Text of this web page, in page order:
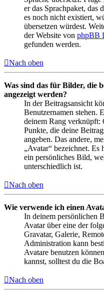
er das Sprachpaket, das
es noch nicht existiert,
übersetzen würdest.
der Website von phpBB
gefunden werden.
Nach oben
Was sind das für Bilder, die
angezeigt werden?
In der Beitragsansicht
Benutzernamen stehen.
deinem Rang verknüpft:
Punkte, die deine
angeben. Das andere,
„Avatar“ bezeichnet. Es
ein persönliches Bild,
unterschiedlich ist.
Nach oben
Wie verwende ich einen
In deinem persönlichen
Avatar über eine der
Gravatar, Galerie,
Administration kann
Avatare benutzen
kannst, solltest du die
Nach oben